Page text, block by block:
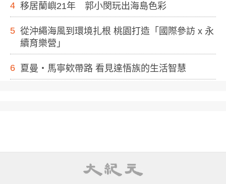
4 移居蘭嶼21年 郭小閔玩出海島色彩
5 從沖繩海風到環境扎根 桃園打造「國際參訪 x 永
續育樂營」
6 夏曼・馬寧欸帶路 看見達悟族的生活智慧